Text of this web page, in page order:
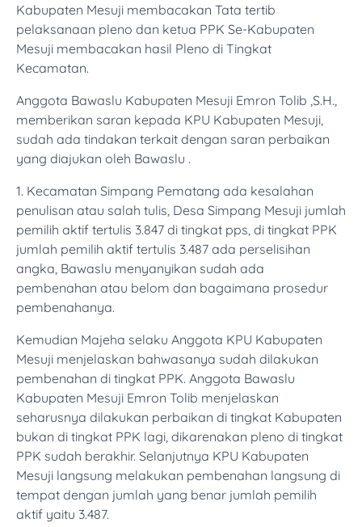
Kabupaten Mesuji membacakan Tata tertib
pelaksanaan pleno dan ketua PPK Se-Kabupaten
Mesuji membacakan hasil Pleno di Tingkat
Kecamatan.
Anggota Bawaslu Kabupaten Mesuji Emron Tolib ,S.H.,
memberikan saran kepada KPU Kabupaten Mesuji,
sudah ada tindakan terkait dengan saran perbaikan
yang diajukan oleh Bawaslu .
1. Kecamatan Simpang Pematang ada kesalahan
penulisan atau salah tulis, Desa Simpang Mesuji jumlah
pemilih aktif tertulis 3.847 di tingkat pps, di tingkat PPK
jumlah pemilih aktif tertulis 3.487 ada perselisihan
angka, Bawaslu menyanyikan sudah ada
pembenahan atau belom dan bagaimana prosedur
pembenahanya.
Kemudian Majeha selaku Anggota KPU Kabupaten
Mesuji menjelaskan bahwasanya sudah dilakukan
pembenahan di tingkat PPK. Anggota Bawaslu
Kabupaten Mesuji Emron Tolib menjelaskan
seharusnya dilakukan perbaikan di tingkat Kabupaten
bukan di tingkat PPK lagi, dikarenakan pleno di tingkat
PPK sudah berakhir. Selanjutnya KPU Kabupaten
Mesuji langsung melakukan pembenahan langsung di
tempat dengan jumlah yang benar jumlah pemilih
aktif yaitu 3.487.